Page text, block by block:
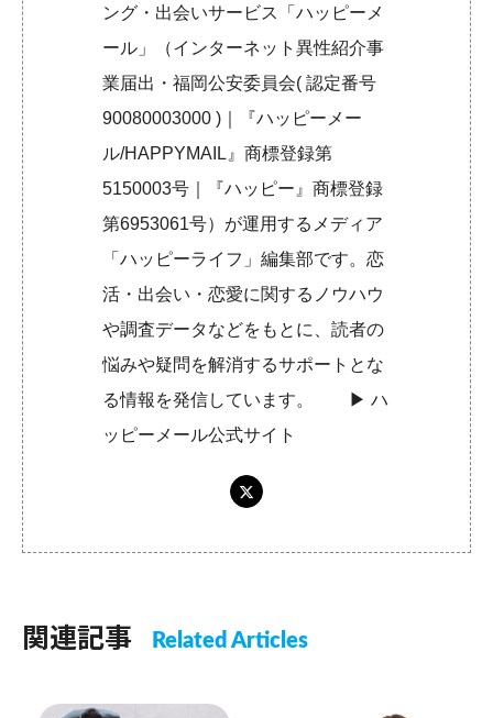
ング・出会いサービス「ハッピーメ
ール」（インターネット異性紹介事
業届出・福岡公安委員会( 認定番号
90080003000 )｜『ハッピーメー
ル/HAPPYMAIL』商標登録第
5150003号｜『ハッピー』商標登録
第6953061号）が運用するメディア
「ハッピーライフ」編集部です。恋
活・出会い・恋愛に関するノウハウ
や調査データなどをもとに、読者の
悩みや疑問を解消するサポートとな
る情報を発信しています。 ▶︎ハ
ッピーメール公式サイト
関連記事 Related Articles